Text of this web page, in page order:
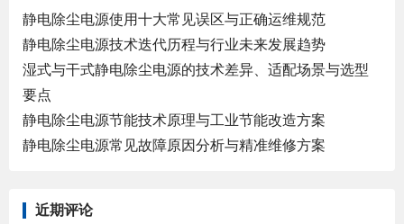
静电除尘电源使用十大常见误区与正确运维规范
静电除尘电源技术迭代历程与行业未来发展趋势
湿式与干式静电除尘电源的技术差异、适配场景与选型
要点
静电除尘电源节能技术原理与工业节能改造方案
静电除尘电源常见故障原因分析与精准维修方案
近期评论